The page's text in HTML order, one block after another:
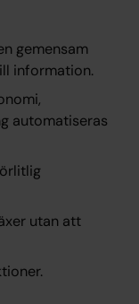
gemensam
information.
automatiseras
utan att